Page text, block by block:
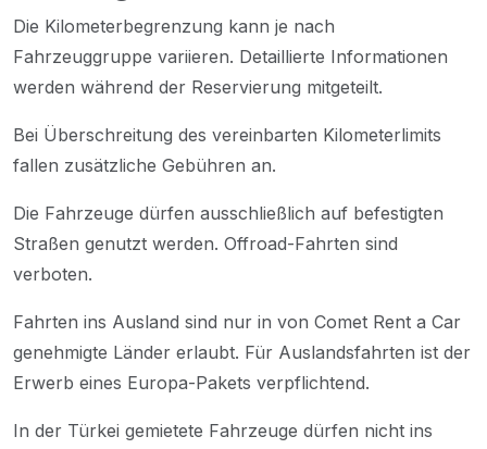
Die Kilometerbegrenzung kann je nach
Fahrzeuggruppe variieren. Detaillierte Informationen
werden während der Reservierung mitgeteilt.
Bei Überschreitung des vereinbarten Kilometerlimits
fallen zusätzliche Gebühren an.
Die Fahrzeuge dürfen ausschließlich auf befestigten
Straßen genutzt werden. Offroad-Fahrten sind
verboten.
Fahrten ins Ausland sind nur in von Comet Rent a Car
genehmigte Länder erlaubt. Für Auslandsfahrten ist der
Erwerb eines Europa-Pakets verpflichtend.
In der Türkei gemietete Fahrzeuge dürfen nicht ins